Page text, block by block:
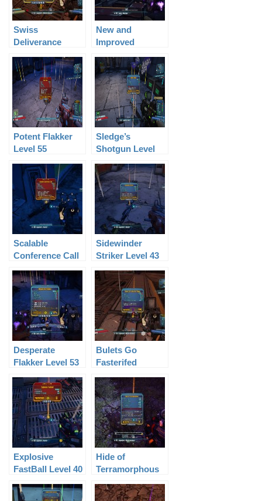
Swiss
Deliverance
New and
Improved
Level 61
Potent Flakker
Level 55
Sledge’s
Shotgun Level
Scalable
Conference Call
Sidewinder
Striker Level 43
Desperate
Flakker Level 53
Bulets Go
Fasterifed
Explosive
FastBall Level 40
Hide of
Terramorphous